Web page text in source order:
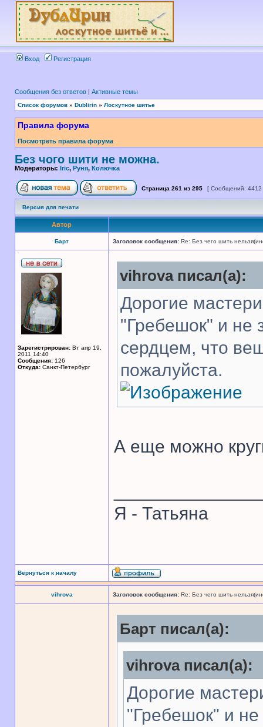
Вход Регистрация
Сообщения без ответов | Активные темы
Список форумов » Dublirin » Лоскутное шитье
Правила форума
Посмотреть правила форума
Без чого шити не можна.
Модераторы: Iric, Руня, Колючка
Страница 261 из 295 [ Сообщений:
Версия для печати
Автор
Барт Заголовок сообщения: Re: Без чего шить
Зарегистрирован: Вт апр 19,
2011 14:40
Сообщения: 126
Откуда: Санкт-Петербург
vihrova писал(а):
Дорогие
"Гребешок" и не
сердцем, что
пожалуйста.
А еще можно
Я - Татьяна
Вернуться к началу
vihrova Заголовок сообщения: Re: Без чего шить
Барт писал(а):
vihrova писал(а):
Дорогие
"Гребешок" и